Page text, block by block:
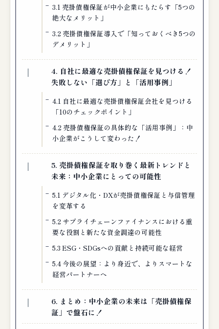
3.1 売掛債権保証が中小企業にもたらす「5つの
絶大なメリット」
3.2 売掛債権保証導入で「知っておくべき5つの
デメリット」
4. 自社に最適な売掛債権保証を見つける！
失敗しない「選び方」と「活用事例」
4.1 自社に最適な売掛債権保証会社を見つける
「10のチェックポイント」
4.2 売掛債権保証の具体的な「活用事例」：中
小企業がこうして変わった！
5. 売掛債権保証を取り巻く最新トレンドと
未来：中小企業にとっての可能性
5.1 デジタル化・DXが売掛債権保証と与信管理
を変革する
5.2 サプライチェーンファイナンスにおける重
要な役割と新たな資金調達の可能性
5.3 ESG・SDGsへの貢献と持続可能な経営
5.4 今後の展望：より身近で、よりスマートな
経営パートナーへ
6. まとめ：中小企業の未来は「売掛債権保
証」で盤石に！